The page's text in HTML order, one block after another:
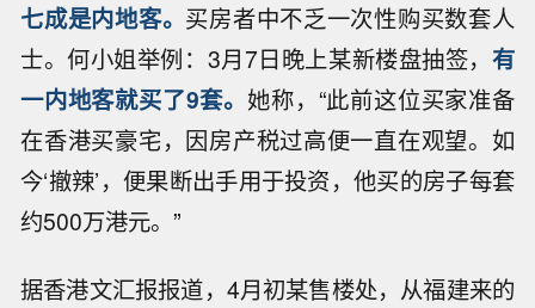
七成是内地客。 买房者中不乏一次性购买数套人
士。何小姐举例：3月7日晚上某新楼盘抽签， 有
一内地客就买了9套。 她称，“此前这位买家准备
在香港买豪宅，因房产税过高便一直在观望。如
今‘撤辣’，便果断出手用于投资，他买的房子每套
约500万港元。 ”
据香港文汇报报道，4月初某售楼处，从福建来的